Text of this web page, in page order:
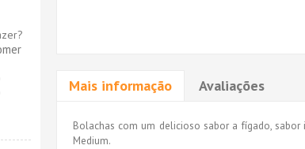
Mais informação Avaliações
Bolachas com um delicioso sabor a fígado,
Medium.